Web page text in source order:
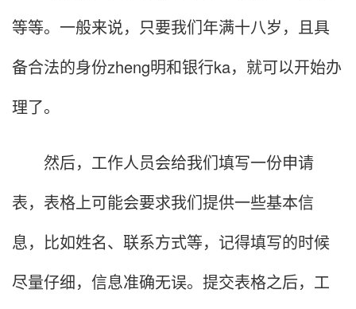
等等。一般来说，只要我们年满十八岁，且具
备合法的身份zheng明和银行ka，就可以开始办
理了。
然后，工作人员会给我们填写一份申请
表，表格上可能会要求我们提供一些基本信
息，比如姓名、联系方式等，记得填写的时候
尽量仔细，信息准确无误。提交表格之后，工